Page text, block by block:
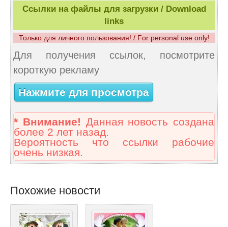
Ссылки на файлы для загрузки / Download
links
Только для личного пользования! / For personal use only!
Для получения ссылок, посмотрите
короткую рекламу
Нажмите для просмотра
* Внимание! Данная новость создана
более 2 лет назад.
Вероятность что ссылки рабочие
очень низкая.
Похожие новости